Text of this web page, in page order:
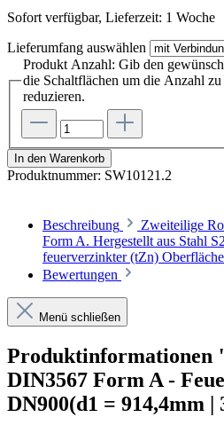
Sofort verfügbar, Lieferzeit: 1 Woche
Lieferumfang auswählen
Produkt Anzahl: Gib den
die Schaltflächen um die Anzahl zu
reduzieren.
In den Warenkorb
Produktnummer: SW10121.2
Beschreibung
Zweiteilige
Form A. Hergestellt aus Stahl
feuerverzinkter (tZn)
Bewertungen
Menü schließen
Produktinformationen
DIN3567 Form A -
DN900(d1 = 914,4mm